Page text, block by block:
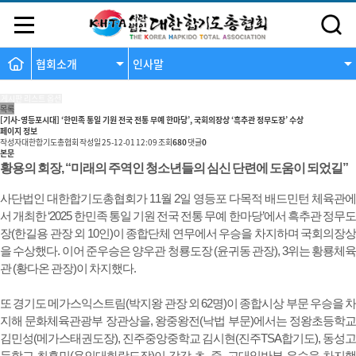
협회소개 인사말
목록
[기사-영등포시대] ‘한민족 통일 기원 전국 전통 무예 한마당’, 국회의장상 ‘흑추관 정무도장’ 수상
페이지 정보
작성자대한합기도총협회작성일25-12-01 12:09 조회680댓글0
본문
황용의 회장, “미래의 주역인 청소년들의 심신 단련에 도움이 되었길”
사단법인 대한합기도총협회가 11월 2일 영등포 다목적 배드민턴 체육관에
서 개최한 ‘2025 한민족 통일 기원 전국 전통 무예 한마당’에서 흑추관 정무도
장(한길용 관장 외 10인)이 종합단체 연무에서 우승을 차지하며 국회의장상
을 수상했다. 이어 준우승은 양우관 청룡도장 (윤귀동 관장), 3위는 황룡체육
관 (황다온 관장)이 차지했다.
또 경기도 메가스익스트림(박지왕 관장 외 62명)이 종합시상 부문 우승을 차
지해 문화체육관광부 장관상을, 왕중왕전(낙법 부문)에서는 정왕초등학교
김민성(메가스태권도장), 진주중앙중학교 김시현(진주TSA합기도), 동성고